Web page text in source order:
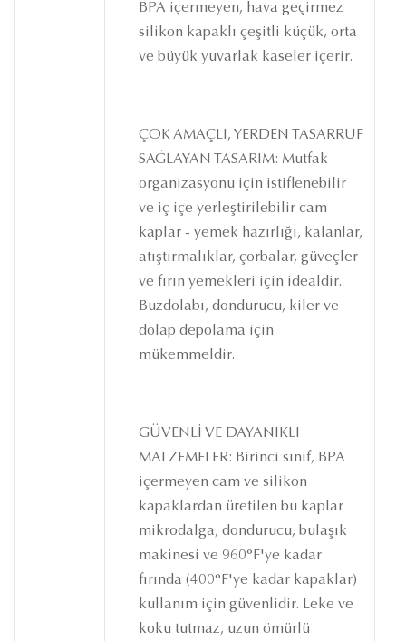
BPA içermeyen, hava geçirmez
silikon kapaklı çeşitli küçük, orta
ve büyük yuvarlak kaseler içerir.
ÇOK AMAÇLI, YERDEN TASARRUF
SAĞLAYAN TASARIM: Mutfak
organizasyonu için istiflenebilir
ve iç içe yerleştirilebilir cam
kaplar - yemek hazırlığı, kalanlar,
atıştırmalıklar, çorbalar, güveçler
ve fırın yemekleri için idealdir.
Buzdolabı, dondurucu, kiler ve
dolap depolama için
mükemmeldir.
GÜVENLİ VE DAYANIKLI
MALZEMELER: Birinci sınıf, BPA
içermeyen cam ve silikon
kapaklardan üretilen bu kaplar
mikrodalga, dondurucu, bulaşık
makinesi ve 960°F'ye kadar
fırında (400°F'ye kadar kapaklar)
kullanım için güvenlidir. Leke ve
koku tutmaz, uzun ömürlü